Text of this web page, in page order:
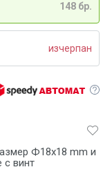
Ф18х18 mm и
с винт
148 бр.
изчерпан